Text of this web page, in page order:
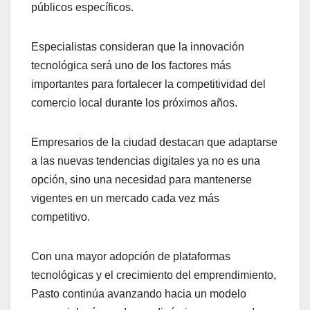
públicos específicos.
Especialistas consideran que la innovación
tecnológica será uno de los factores más
importantes para fortalecer la competitividad del
comercio local durante los próximos años.
Empresarios de la ciudad destacan que adaptarse
a las nuevas tendencias digitales ya no es una
opción, sino una necesidad para mantenerse
vigentes en un mercado cada vez más
competitivo.
Con una mayor adopción de plataformas
tecnológicas y el crecimiento del emprendimiento,
Pasto continúa avanzando hacia un modelo